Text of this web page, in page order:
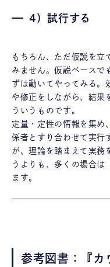
4）試行する
もちろん、ただ仮説を立
みません。仮説ベースで
ずは動いてやってみる。
や修正をしながら、結果
ういうものです。
定量・定性の情報を集め
係者とすり合わせて実行
が、理論を踏まえて実務
うよりも、多くの場合は
ます。
参考図書：『カ